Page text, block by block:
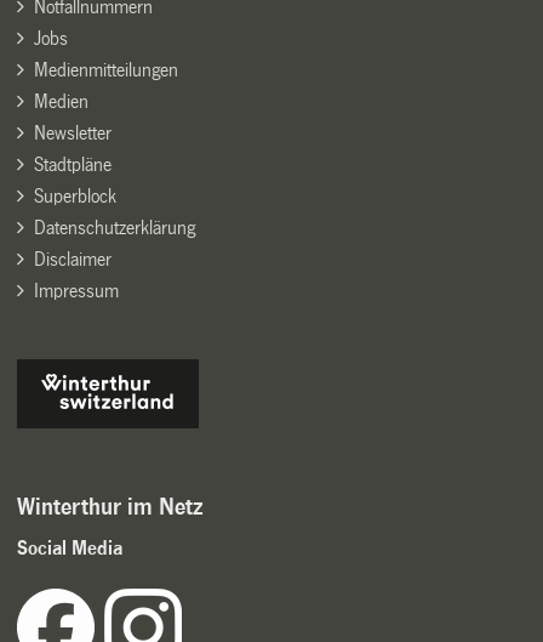
Notfallnummern
Jobs
Medienmitteilungen
Medien
Newsletter
Stadtpläne
Superblock
Datenschutzerklärung
Disclaimer
Impressum
Winterthur im Netz
Social Media